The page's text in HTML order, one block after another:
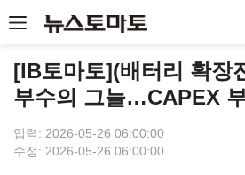
[IB토마토](배터리 확장
부수의 그늘…CAPEX
입력: 2026-05-26 06:00:00
수정: 2026-05-26 06:00:00